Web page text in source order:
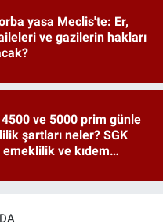
yasa Meclis'te: Er,
ve gazilerin hakları
ve 5000 prim günle
şartları neler? SGK
ve kıdem